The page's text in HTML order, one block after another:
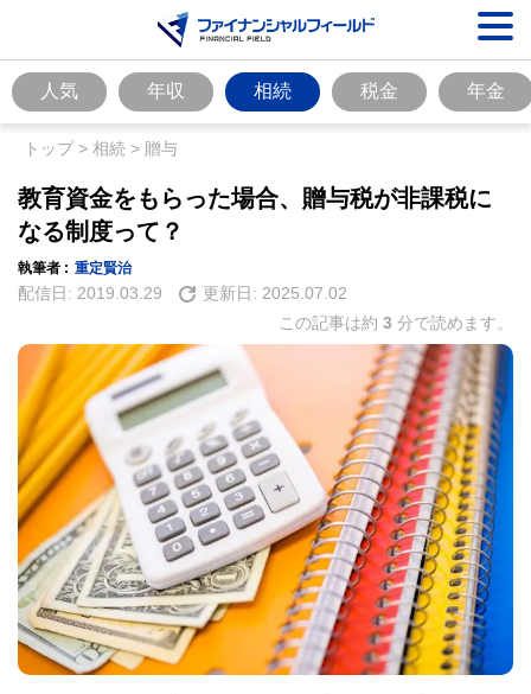
人気 年収 相続 税金 年金
トップ> 相続 > 贈与
教育資金をもらった場合、贈与税が非課税に
なる制度って？
執筆者 : 重定賢治
配信日: 2019.03.29 更新日: 2025.07.02
この記事は約 3 分で読めます。